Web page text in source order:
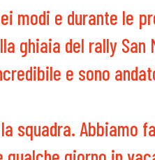
modi e durante le
ghiaia del rally San
e sono
squadra. Abbiamo